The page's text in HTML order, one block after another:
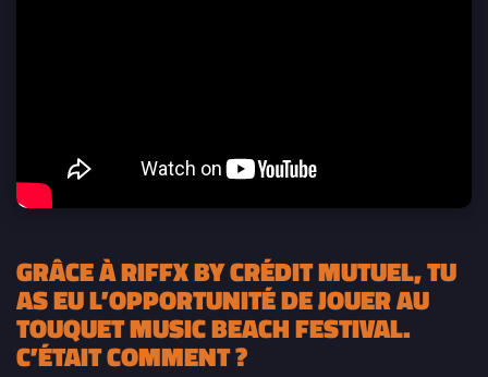
GRÂCE À RIFFX BY CRÉDIT MUTUEL, TU
AS EU L’OPPORTUNITÉ DE JOUER AU
TOUQUET MUSIC BEACH FESTIVAL.
C’ÉTAIT COMMENT ?